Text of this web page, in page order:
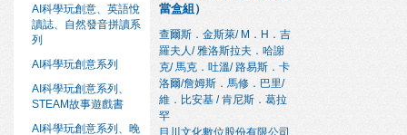
AI科學玩創意、英語悅
讀誌、自然發音拼讀系
列
AI科學玩創意系列
AI科學玩創意系列、
STEAM故事遊戲書
AI科學玩創意系列、晚
當盒組）
查爾斯．金斯萊/ M．H．吉
羅夫人/ 雅洛斯拉夫．哈謝
克/ 馬克．吐溫/ 路易斯．卡
洛爾/詹姆斯．馬修．巴里/
維．比安基 / 肯尼斯．葛拉
罕